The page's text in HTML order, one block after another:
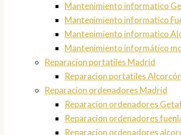
Mantenimiento informatico
Mantenimiento informatico
Mantenimiento informatico
Mantenimiento informático
Reparacion portatiles Madrid
Reparacion portatiles Alcorcón
Reparacion ordenadores Madrid
Reparacion ordenadores
Reparacion ordenadores
Reparacion ordenadores